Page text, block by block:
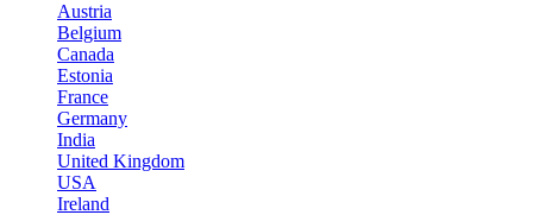
Austria
Belgium
Canada
Estonia
France
Germany
India
United Kingdom
USA
Ireland